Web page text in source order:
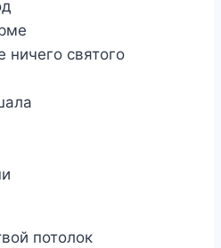
святого
потолок